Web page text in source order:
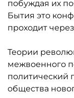
побуждая их
Бытия это
проходит
Теории
межвоенного
политический
общества